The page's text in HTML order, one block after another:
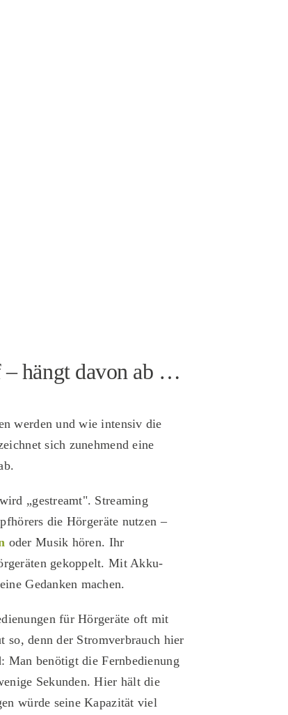
– hängt davon ab …
werden und wie intensiv die
sich zunehmend eine
„gestreamt". Streaming
die Hörgeräte nutzen –
oder Musik hören. Ihr
gekoppelt. Mit Akku-
Gedanken machen.
für Hörgeräte oft mit
so, denn der Stromverbrauch hier
Man benötigt die Fernbedienung
Sekunden. Hier hält die
würde seine Kapazität viel